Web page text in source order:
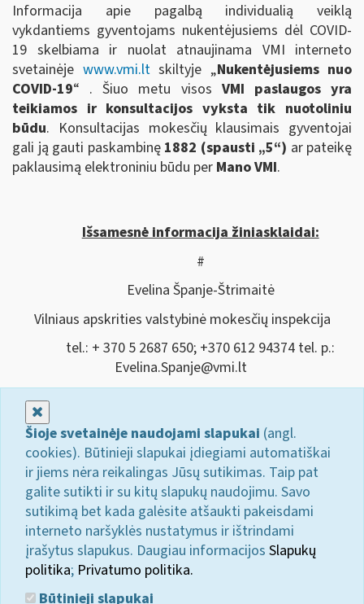
Informacija apie pagalbą individualią veiklą
vykdantiems gyventojams nukentėjusiems dėl COVID-
19 skelbiama ir nuolat atnaujinama VMI interneto
svetainėje www.vmi.ltskiltyje „Nukentėjusiems nuo
COVID-19“ . Šiuo metu visos VMI paslaugos yra
teikiamos ir konsultacijos vyksta tik nuotoliniu
būdu. Konsultacijas mokesčių klausimais gyventojai
gali ją gauti paskambinę 1882 (spausti „5“) ar pateikę
paklausimą elektroniniu būdu per Mano VMI.
Išsamesnė informacija žiniasklaidai:
#
Evelina Španje-Štrimaitė
Vilniaus apskrities valstybinė mokesčių inspekcija
tel.: + 370 5 2687 650; +370 612 94374 tel. p.:
Evelina.Spanje@vmi.lt
Šioje svetainėje naudojami slapukai (angl.
cookies). Būtinieji slapukai įdiegiami automatiškai
ir jiems nėra reikalingas Jūsų sutikimas. Taip pat
galite sutikti ir su kitų slapukų naudojimu. Savo
sutikimą bet kada galėsite atšaukti pakeisdami
interneto naršyklės nustatymus ir ištrindami
įrašytus slapukus. Daugiau informacijos Slapukų
politika; Privatumo politika.
Būtinieji slapukai